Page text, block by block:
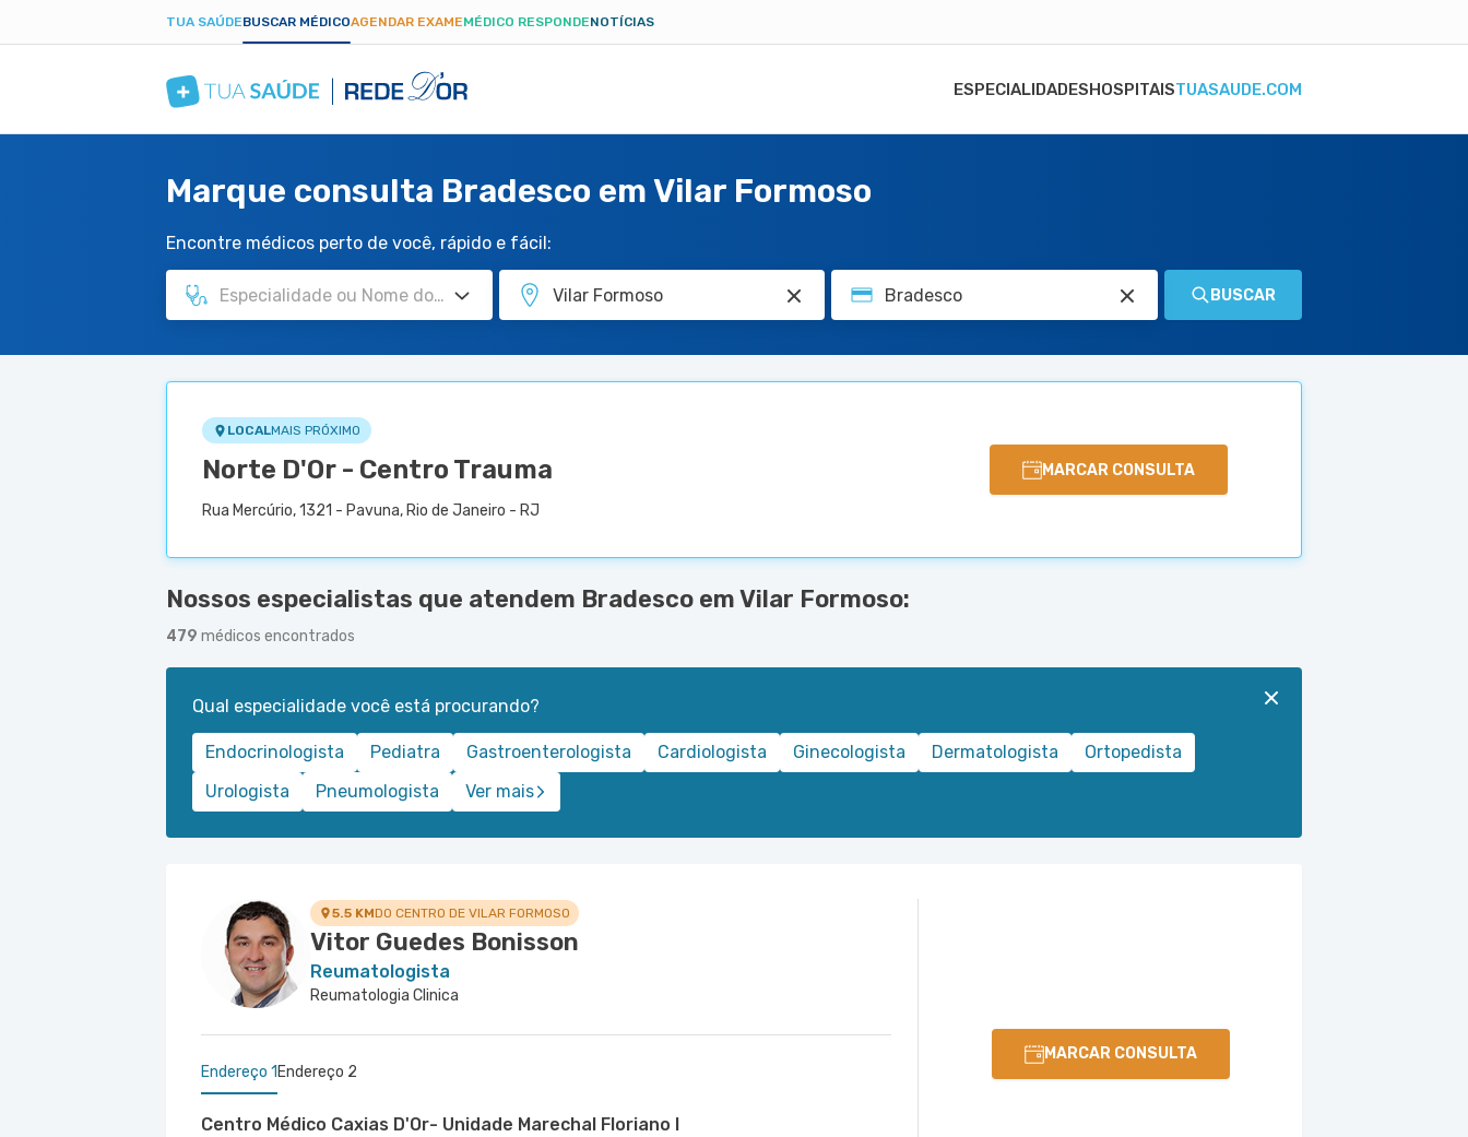
TUA SAÚDEBUSCAR MÉDICOAGENDAR EXAMEMÉDICO RESPONDENOTÍCIAS
ESPECIALIDADESHOSPITAISTUASAUDE.COM
Marque consulta Bradesco em Vilar Formoso
Encontre médicos perto de você, rápido e fácil:
BUSCAR
LOCALMAIS PRÓXIMO
Norte D'Or - Centro Trauma
Rua Mercúrio, 1321 - Pavuna, Rio de Janeiro - RJ
MARCAR CONSULTA
Nossos especialistas que atendem Bradesco em Vilar Formoso:
479 médicos encontrados
Qual especialidade você está procurando?
Endocrinologista Pediatra Gastroenterologista Cardiologista Ginecologista Dermatologista
Ortopedista
Urologista
Pneumologista Ver mais
5.5 KMDO CENTRO DE VILAR FORMOSO
Vitor Guedes Bonisson
Reumatologista
Reumatologia Clinica
MARCAR CONSULTA
Endereço 1 Endereço 2
Centro Médico Caxias D'Or- Unidade Marechal Floriano I